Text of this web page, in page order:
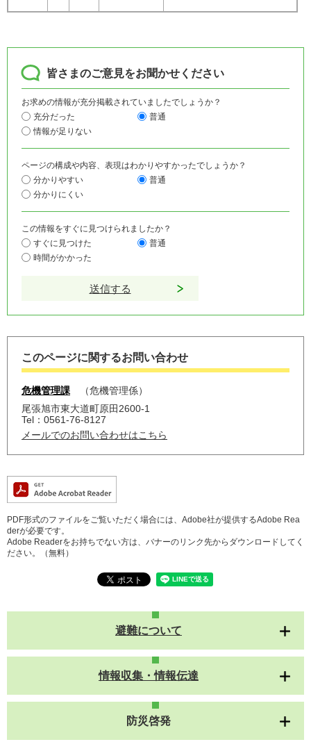
皆さまのご意見をお聞かせください
お求めの情報が充分掲載されていましたでしょうか？
充分だった
普通
情報が足りない
ページの構成や内容、表現はわかりやすかったでしょうか？
分かりやすい
普通
分かりにくい
この情報をすぐに見つけられましたか？
すぐに見つけた
普通
時間がかかった
このページに関するお問い合わせ
危機管理課
危機管理係
尾張旭市東大道町原田2600-1
Tel：0561-76-8127
メールでのお問い合わせはこちら
PDF形式のファイルをご覧いただく場合には、Adobe社が提供するAdobe Rea
derが必要です。
Adobe Readerをお持ちでない方は、バナーのリンク先からダウンロードしてく
ださい。（無料）
避難について
情報収集・情報伝達
防災啓発